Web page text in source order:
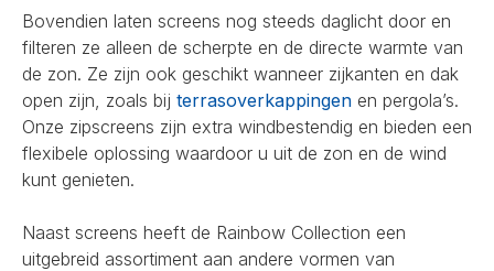
Bovendien laten screens nog steeds daglicht door en
filteren ze alleen de scherpte en de directe warmte van
de zon. Ze zijn ook geschikt wanneer zijkanten en dak
open zijn, zoals bij terrasoverkappingen en pergola’s.
Onze zipscreens zijn extra windbestendig en bieden een
flexibele oplossing waardoor u uit de zon en de wind
kunt genieten.
Naast screens heeft de Rainbow Collection een
uitgebreid assortiment aan andere vormen van